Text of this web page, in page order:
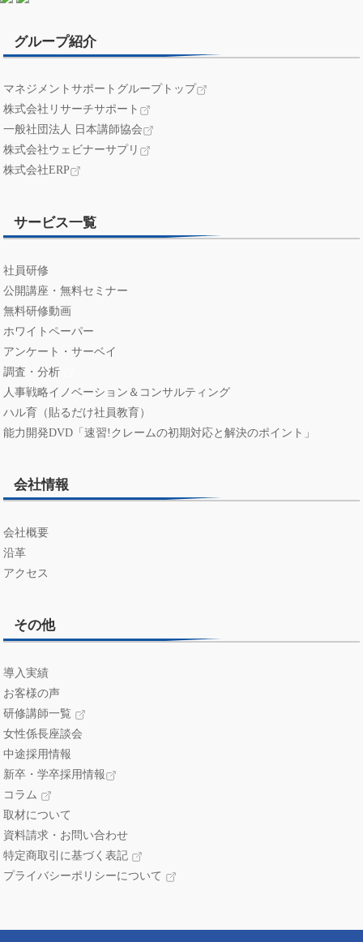
グループ紹介
マネジメントサポートグループトップ
株式会社リサーチサポート
一般社団法人 日本講師協会
株式会社ウェビナーサプリ
株式会社ERP
サービス一覧
社員研修
公開講座・無料セミナー
無料研修動画
ホワイトペーパー
アンケート・サーベイ
調査・分析
人事戦略イノベーション＆コンサルティング
ハル育（貼るだけ社員教育）
能力開発DVD「速習!クレームの初期対応と解決のポイント」
会社情報
会社概要
沿革
アクセス
その他
導入実績
お客様の声
研修講師一覧
女性係長座談会
中途採用情報
新卒・学卒採用情報
コラム
取材について
資料請求・お問い合わせ
特定商取引に基づく表記
プライバシーポリシーについて